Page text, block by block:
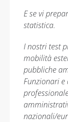
E se vi
statistica.
I nostri test
mobilità
pubbliche
Funzionari e
nazionali/